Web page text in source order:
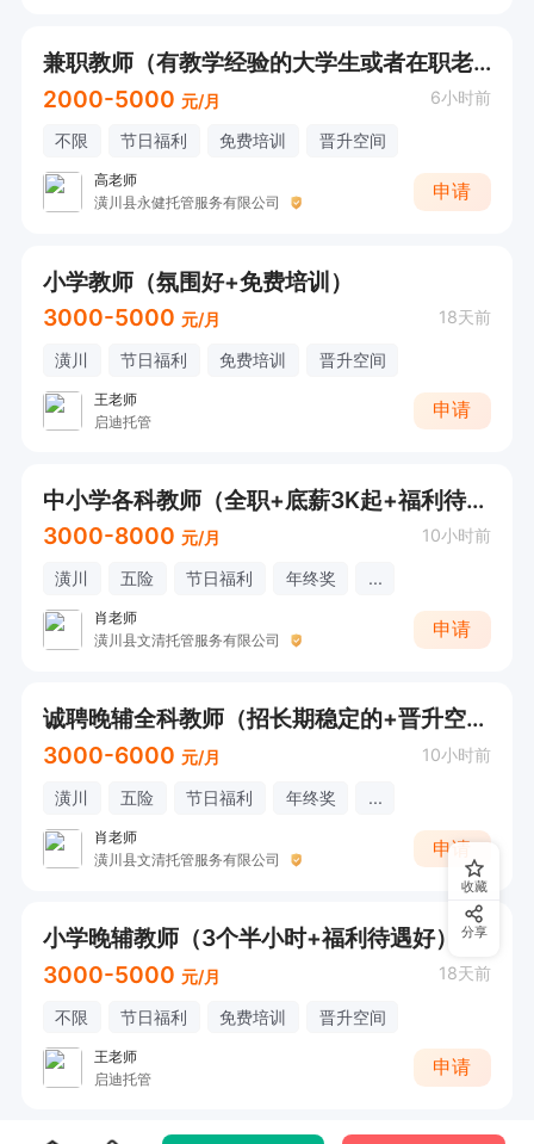
兼职教师（有教学经验的大学生或者在职老师）
2000-5000 元/月 6小时前
不限 节日福利 免费培训 晋升空间
高老师
潢川县永健托管服务有限公司
申请
小学教师（氛围好+免费培训）
3000-5000 元/月 18天前
潢川 节日福利 免费培训 晋升空间
王老师
启迪托管
申请
中小学各科教师（全职+底薪3K起+福利待遇好）
3000-8000 元/月 10小时前
潢川 五险 节日福利 年终奖 ...
肖老师
潢川县文清托管服务有限公司
申请
诚聘晚辅全科教师（招长期稳定的+晋升空间）
3000-6000 元/月 10小时前
潢川 五险 节日福利 年终奖 ...
肖老师
潢川县文清托管服务有限公司
申请
小学晚辅教师（3个半小时+福利待遇好）
3000-5000 元/月 18天前
不限 节日福利 免费培训 晋升空间
王老师
启迪托管
申请
收藏
分享